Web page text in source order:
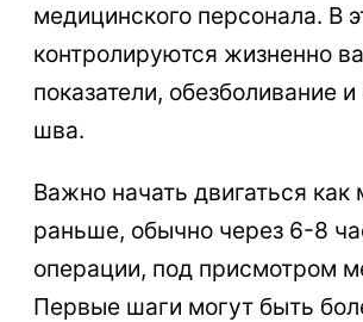
медицинского персонала. В
контролируются жизненно
показатели, обезболивание
шва.
Важно начать двигаться
раньше, обычно через 6-8
операции, под присмотром
Первые шаги могут быть